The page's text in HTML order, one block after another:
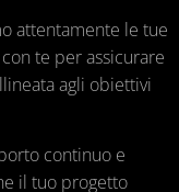
attentamente le tue
te per assicurare
agli obiettivi
continuo e
il tuo progetto